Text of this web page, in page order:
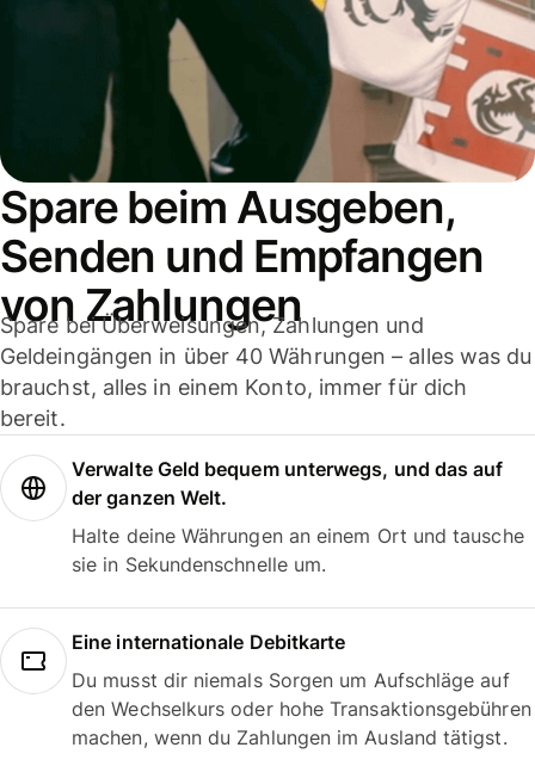
Spare beim Ausgeben,
Senden und Empfangen
von Zahlungen
Spare bei Überweisungen, Zahlungen und
Geldeingängen in über 40 Währungen – alles was du
brauchst, alles in einem Konto, immer für dich
bereit.
Verwalte Geld bequem unterwegs, und das auf
der ganzen Welt.
Halte deine Währungen an einem Ort und tausche
sie in Sekundenschnelle um.
Eine internationale Debitkarte
Du musst dir niemals Sorgen um Aufschläge auf
den Wechselkurs oder hohe Transaktionsgebühren
machen, wenn du Zahlungen im Ausland tätigst.